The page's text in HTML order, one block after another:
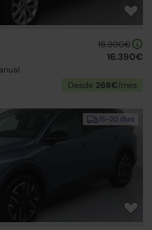
18.990€
16.390€
Desde 268€/mes
15-20 días